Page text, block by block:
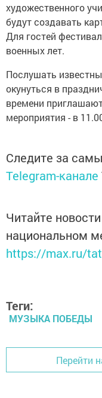
художественного
будут создавать
Для гостей
военных лет.
Послушать
окунуться в
времени
мероприятия - в
Следите за
Telegram-канале
Читайте
национальном
https://max.ru/
Теги:
МУЗЫКА ПОБЕДЫ
Перейти